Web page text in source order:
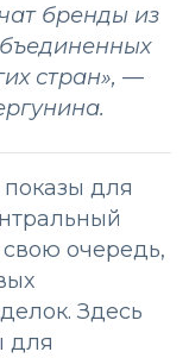
бренды из
стран», —
для
очередь,
Здесь
для